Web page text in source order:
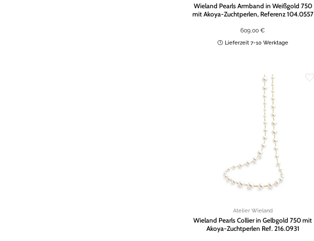
Wieland Pearls Armband in Weißgold 750
mit Akoya-Zuchtperlen, Referenz 104.0557
609,00€
Lieferzeit 7-10 Werktage
Atelier Wieland
Wieland Pearls Collier in Gelbgold 750 mit
Akoya-Zuchtperlen Ref. 216.0931